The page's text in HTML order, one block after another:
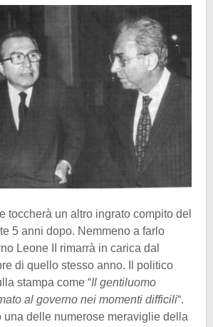
toccherà un altro ingrato compito del
5 anni dopo. Nemmeno a farlo
Leone II rimarrà in carica dal
di quello stesso anno. Il politico
stampa come “Il gentiluomo
al governo nei momenti difficili“.
una delle numerose meraviglie della